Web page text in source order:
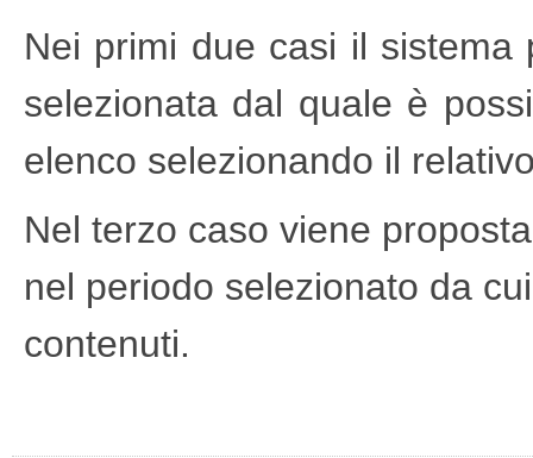
Nei primi due casi il sistema
selezionata dal quale è
elenco selezionando il
Nel terzo caso viene
nel periodo selezionato da
contenuti.